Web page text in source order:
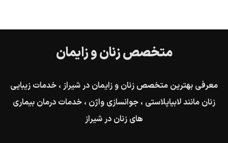
متخصص زنان و زایمان
معرفی بهترین متخصص زنان و زایمان در شیراز ، خدمات زیبایی
زنان مانند لابیاپلاستی ، جوانسازی واژن ، خدمات درمان بیماری
های زنان در شیراز